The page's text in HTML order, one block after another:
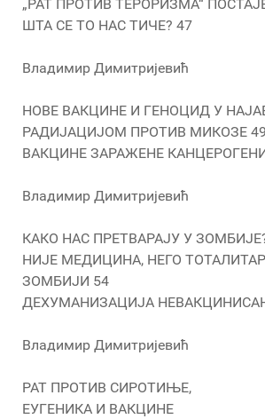
„РАТ ПРОТИВ ТЕРОРИЗМА“
ШТА СЕ ТО НАС ТИЧЕ? 47
Владимир Димитријевић
НОВЕ ВАКЦИНЕ И ГЕНОЦИД У
РАДИЈАЦИЈОМ ПРОТИВ МИКОЗЕ 49
ВАКЦИНЕ ЗАРАЖЕНЕ
Владимир Димитријевић
КАКО НАС ПРЕТВАРАЈУ У
НИЈЕ МЕДИЦИНА, НЕГО
ЗОМБИЈИ 54
ДЕХУМАНИЗАЦИЈА
Владимир Димитријевић
РАТ ПРОТИВ СИРОТИЊЕ,
ЕУГЕНИКА И ВАКЦИНЕ